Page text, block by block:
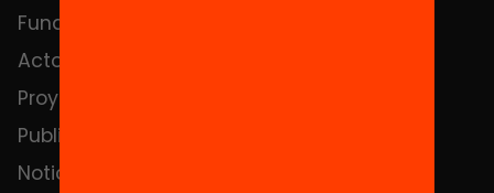
Fundación
Actos
Proyectos
Publicaciones y vídeos
Noticias